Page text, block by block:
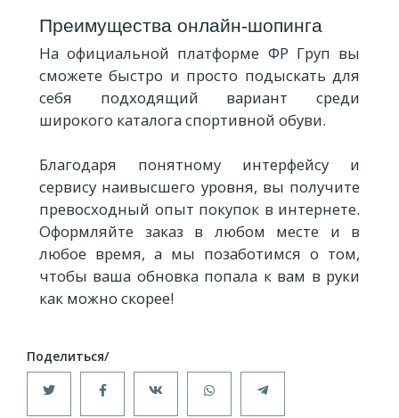
Преимущества онлайн-шопинга
На официальной платформе ФР Груп вы
сможете быстро и просто подыскать для
себя подходящий вариант среди
широкого каталога спортивной обуви.
Благодаря понятному интерфейсу и
сервису наивысшего уровня, вы получите
превосходный опыт покупок в интернете.
Оформляйте заказ в любом месте и в
любое время, а мы позаботимся о том,
чтобы ваша обновка попала к вам в руки
как можно скорее!